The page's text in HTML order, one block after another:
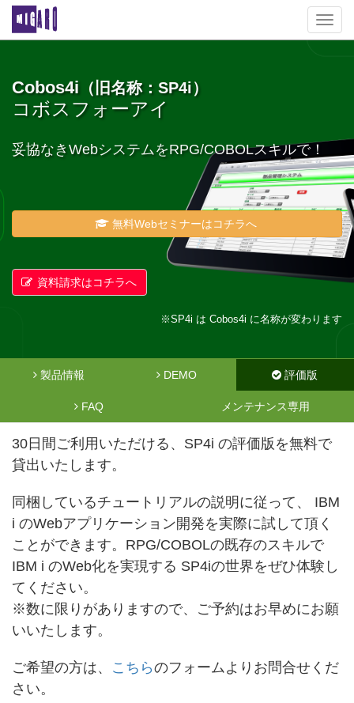
Cobos4i （旧名称：SP4i）
コボスフォーアイ
妥協なきWebシステムをRPG/COBOLスキルで！
無料Webセミナーはコチラへ
資料請求はコチラへ
※SP4i は Cobos4i に名称が変わります
製品情報 DEMO 評価版
FAQ メンテナンス専用
30日間ご利用いただける、SP4i の評価版を無料で
貸出いたします。
同梱しているチュートリアルの説明に従って、 IBM
i のWebアプリケーション開発を実際に試して頂く
ことができます。RPG/COBOLの既存のスキルで
IBM i のWeb化を実現する SP4iの世界をぜひ体験し
てください。
※数に限りがありますので、ご予約はお早めにお願
いいたします。
ご希望の方は、 こちらのフォームよりお問合せくだ
さい。